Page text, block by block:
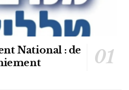
National : de